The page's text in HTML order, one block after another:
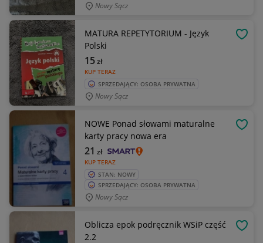
Nowy Sącz
MATURA REPETYTORIUM - Język
Polski
KUP TERAZ
15zł
SPRZEDAJĄCY: OSOBA PRYWATNA
Nowy Sącz
NOWE Ponad słowami maturalne
karty pracy nowa era
KUP TERAZ
21 zł
STAN: NOWY
SPRZEDAJĄCY: OSOBA PRYWATNA
Nowy Sącz
Oblicza epok podręcznik WSiP część
2.2